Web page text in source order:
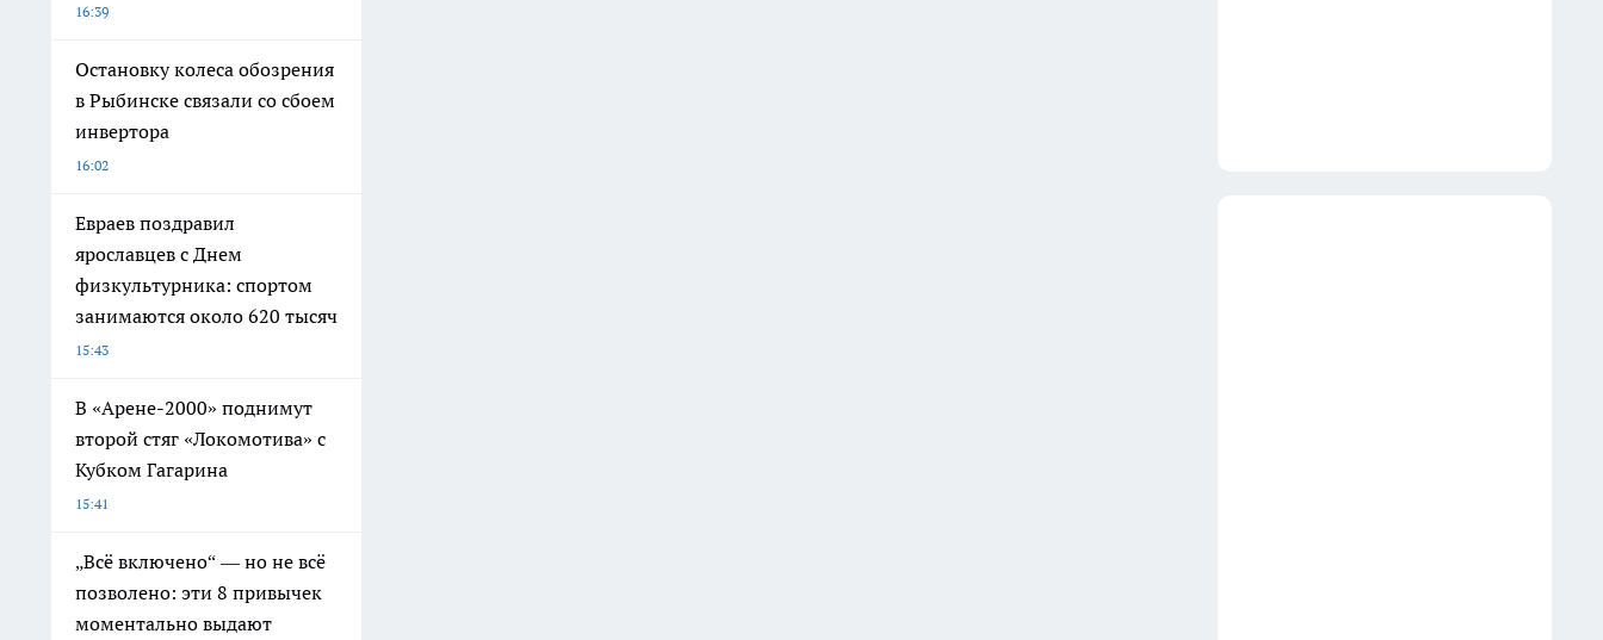
16:39
Остановку колеса обозрения
в Рыбинске связали со сбоем
инвертора
16:02
Евраев поздравил
ярославцев с Днем
физкультурника: спортом
занимаются около 620 тысяч
15:43
В «Арене-2000» поднимут
второй стяг «Локомотива» с
Кубком Гагарина
15:41
„Всё включено“ — но не всё
позволено: эти 8 привычек
моментально выдают